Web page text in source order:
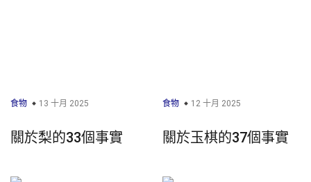
食物 13 十月 2025
關於梨的33個事實
食物 12 十月 2025
關於玉棋的37個事實